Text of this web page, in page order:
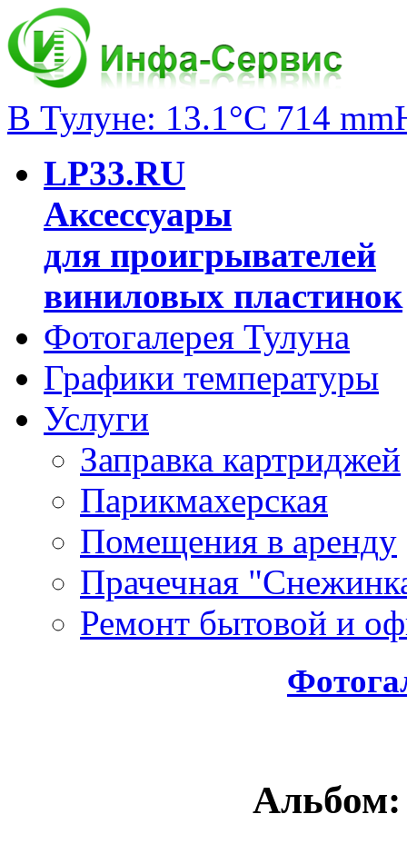
В Тулуне: 13.1°C 714
LP33.RU
Аксессуары
для проигрывателей
виниловых пластинок
Фотогалерея Тулуна
Графики температуры
Услуги
Заправка картриджей
Парикмахерская
Помещения в аренду
Прачечная
Ремонт бытовой и